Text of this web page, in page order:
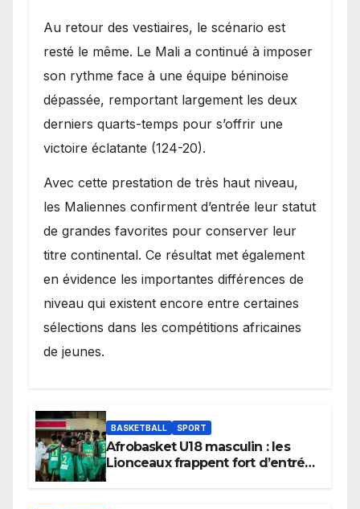
Au retour des vestiaires, le scénario est
resté le même. Le Mali a continué à imposer
son rythme face à une équipe béninoise
dépassée, remportant largement les deux
derniers quarts-temps pour s’offrir une
victoire éclatante (124-20).
Avec cette prestation de très haut niveau,
les Maliennes confirment d’entrée leur statut
de grandes favorites pour conserver leur
titre continental. Ce résultat met également
en évidence les importantes différences de
niveau qui existent encore entre certaines
sélections dans les compétitions africaines
de jeunes.
BASKETBALL SPORT
Afrobasket U18 masculin : les
Lionceaux frappent fort d’entrée